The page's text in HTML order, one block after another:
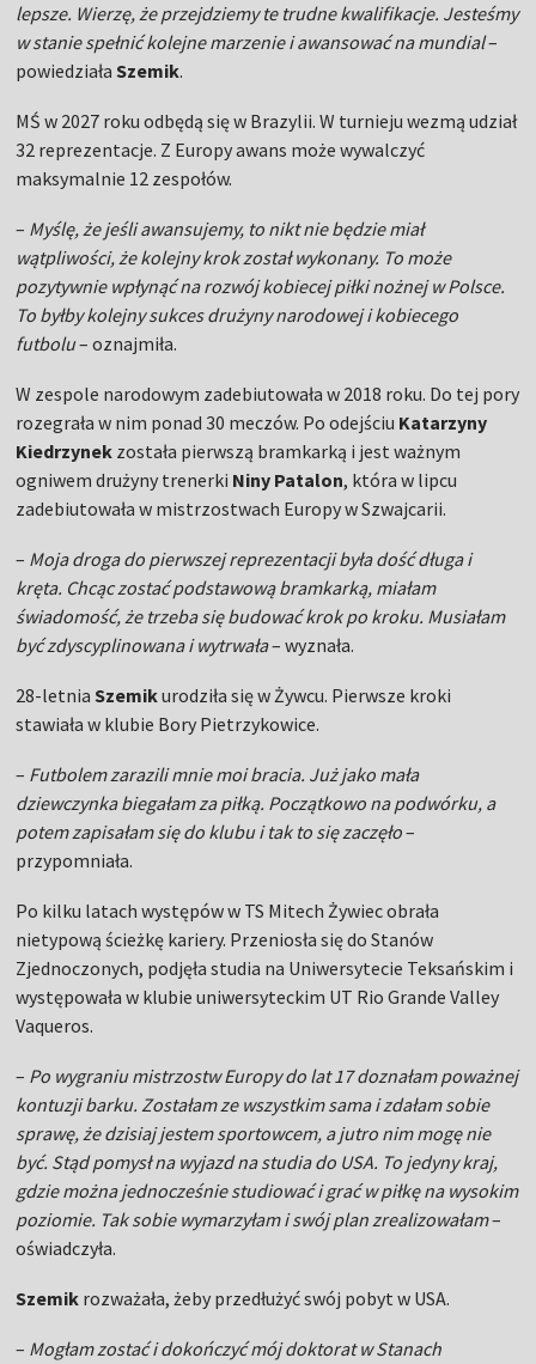
lepsze. Wierzę, że przejdziemy te trudne kwalifikacje. Jesteśmy
w stanie spełnić kolejne marzenie i awansować na mundial–
powiedziałaSzemik.
MŚ w 2027 roku odbędą się w Brazylii. W turnieju wezmą udział
32 reprezentacje. Z Europy awans może wywalczyć
maksymalnie 12 zespołów.
– Myślę, że jeśli awansujemy, to nikt nie będzie miał
wątpliwości, że kolejny krok został wykonany. To może
pozytywnie wpłynąć na rozwój kobiecej piłki nożnej w Polsce.
To byłby kolejny sukces drużyny narodowej i kobiecego
futbolu– oznajmiła.
W zespole narodowym zadebiutowała w 2018 roku. Do tej pory
rozegrała w nim ponad 30 meczów. Po odejściu Katarzyny
Kiedrzynek została pierwszą bramkarką i jest ważnym
ogniwem drużyny trenerki Niny Patalon, która w lipcu
zadebiutowała w mistrzostwach Europy w Szwajcarii.
– Moja droga do pierwszej reprezentacji była dość długa i
kręta. Chcąc zostać podstawową bramkarką, miałam
świadomość, że trzeba się budować krok po kroku. Musiałam
być zdyscyplinowana i wytrwała– wyznała.
28-letniaSzemikurodziła się w Żywcu. Pierwsze kroki
stawiała w klubie Bory Pietrzykowice.
– Futbolem zarazili mnie moi bracia. Już jako mała
dziewczynka biegałam za piłką. Początkowo na podwórku, a
potem zapisałam się do klubu i tak to się zaczęło–
przypomniała.
Po kilku latach występów w TS Mitech Żywiec obrała
nietypową ścieżkę kariery. Przeniosła się do Stanów
Zjednoczonych, podjęła studia na Uniwersytecie Teksańskim i
występowała w klubie uniwersyteckim UT Rio Grande Valley
Vaqueros.
– Po wygraniu mistrzostw Europy do lat 17 doznałam poważnej
kontuzji barku. Zostałam ze wszystkim sama i zdałam sobie
sprawę, że dzisiaj jestem sportowcem, a jutro nim mogę nie
być. Stąd pomysł na wyjazd na studia do USA. To jedyny kraj,
gdzie można jednocześnie studiować i grać w piłkę na wysokim
poziomie. Tak sobie wymarzyłam i swój plan zrealizowałam–
oświadczyła.
Szemik rozważała, żeby przedłużyć swój pobyt w USA.
– Mogłam zostać i dokończyć mój doktorat w Stanach